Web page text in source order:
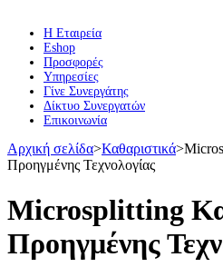
Η Εταιρεία
Eshop
Προσφορές
Υπηρεσίες
Γίνε Συνεργάτης
Δίκτυο Συνεργατών
Επικοινωνία
Αρχική σελίδα>Καθαριστικά>
Προηγμένης Τεχνολογίας
Microsplitting
Προηγμένης